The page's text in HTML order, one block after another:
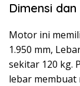
Dimensi
Motor ini
1.950 mm,
sekitar 120 kg.
lebar